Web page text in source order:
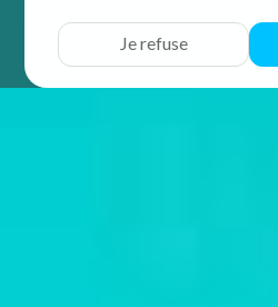
Je refuse